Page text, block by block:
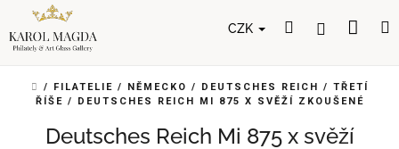
obsah
CZK HledatPřihlášení
DOMŮ
/ FILATELIE / NĚMECKO / DEUTSCHES REICH / TŘETÍ
ŘÍŠE / DEUTSCHES REICH MI 875 X SVĚŽÍ ZKOUŠENÉ
Deutsches Reich Mi 875 x svěží